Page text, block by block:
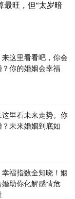
最旺，但“太岁暗
这里看看吧，你会
你的婚姻会幸福
里看未来走势。你
未来婚姻到底如
福指数全知晓！姻
助你化解感情危